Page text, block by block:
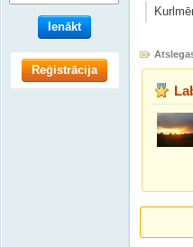
Ienākt
Reģistrācija